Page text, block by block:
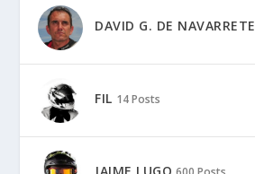
DAVID G. DE NAVARRETE
FIL 14 Posts